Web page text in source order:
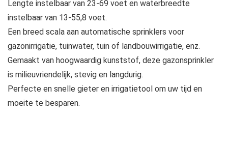
Lengte instelbaar van 23-69 voet en waterbreedte
instelbaar van 13-55,8 voet.
Een breed scala aan automatische sprinklers voor
gazonirrigatie, tuinwater, tuin of landbouwirrigatie, enz.
Gemaakt van hoogwaardig kunststof, deze gazonsprinkler
is milieuvriendelijk, stevig en langdurig.
Perfecte en snelle gieter en irrigatietool om uw tijd en
moeite te besparen.